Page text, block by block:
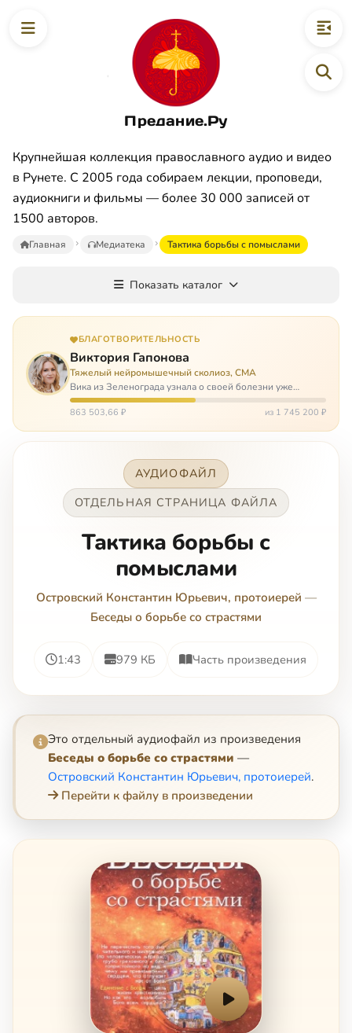
Предание.Ру
Крупнейшая коллекция православного аудио и видео
в Рунете. С 2005 года собираем лекции, проповеди,
аудиокниги и фильмы — более 30 000 записей от
1500 авторов.
Главная Медиатека Тактика борьбы с помыслами
Показать каталог
БЛАГОТВОРИТЕЛЬНОСТЬ
Виктория Гапонова
Тяжелый нейромышечный сколиоз, СМА
Вика из Зеленограда узнала о своей болезни уже
будучи в сознательном возрасте. Ей пришлось
привыкать к инвалидной коляске и сильнейшему
863 503,66 ₽ из 1 745 200 ₽
АУДИОФАЙЛ
ОТДЕЛЬНАЯ СТРАНИЦА ФАЙЛА
Тактика борьбы с
помыслами
Островский Константин Юрьевич, протоиерей —
Беседы о борьбе со страстями
1:43 979 КБ Часть произведения
Это отдельный аудиофайл из произведения
Беседы о борьбе со страстями —
Островский Константин Юрьевич, протоиерей.
Перейти к файлу в произведении